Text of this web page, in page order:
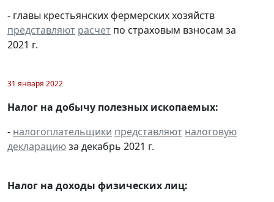
- главы крестьянских фермерских хозяйств
представляют расчет по страховым взносам за
2021 г.
31 января 2022
Налог на добычу полезных ископаемых:
- налогоплательщики представляют налоговую
декларациюза декабрь 2021 г.
Налог на доходы физических лиц: